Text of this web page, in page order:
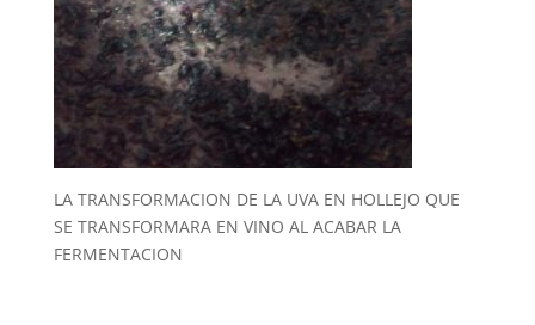
LA TRANSFORMACION DE LA UVA EN HOLLEJO QUE
SE TRANSFORMARA EN VINO AL ACABAR LA
FERMENTACION